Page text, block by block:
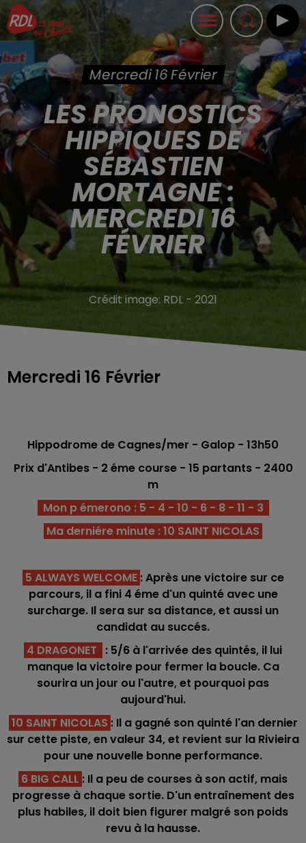
Mercredi 16 Février
LES PRONOSTICS
HIPPIQUES DE
SÉBASTIEN
MORTAGNE :
MERCREDI 16
FÉVRIER
Crédit image: RDL - 2021
Mercredi 16 Février
Hippodrome de Cagnes/mer - Galop - 13h50
Prix d'Antibes - 2 éme course - 15 partants - 2400
m
Mon p émerono : 5 - 4 - 10 - 6 - 8 - 11 - 3
Ma derniére minute : 10 SAINT NICOLAS
5 ALWAYS WELCOME : Après une victoire sur ce
parcours, il a fini 4 éme d'un quinté avec une
surcharge. Il sera sur sa distance, et aussi un
candidat au succés.
4 DRAGONET
: 5/6 à l'arrivée des quintés, il lui
manque la victoire pour fermer la boucle. Ca
sourira un jour ou l'autre, et pourquoi pas
aujourd'hui.
10 SAINT NICOLAS : Il a gagné son quinté l'an dernier
sur cette piste, en valeur 34, et revient sur la Rivieira
pour une nouvelle bonne performance.
6 BIG CALL : Il a peu de courses à son actif, mais
progresse à chaque sortie. D'un entraînement des
plus habiles, il doit bien figurer malgré son poids
revu à la hausse.